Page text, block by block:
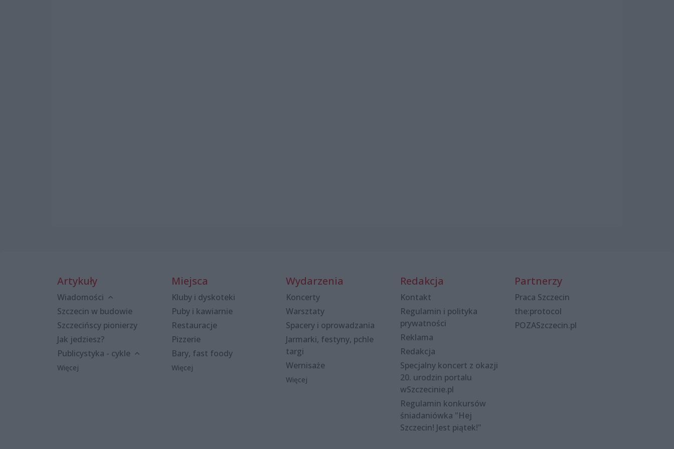
Artykuły
Wiadomości
Szczecin w budowie
Szczecińscy pionierzy
Jak jedziesz?
Publicystyka - cykle
Więcej
Miejsca
Kluby i dyskoteki
Puby i kawiarnie
Restauracje
Pizzerie
Bary, fast foody
Więcej
Wydarzenia
Koncerty
Warsztaty
Spacery i oprowadzania
Jarmarki, festyny, pchle
targi
Wernisaże
Więcej
Redakcja
Kontakt
Regulamin i polityka
prywatności
Reklama
Redakcja
Specjalny koncert z okazji
20. urodzin portalu
wSzczecinie.pl
Regulamin konkursów
śniadaniówka "Hej
Szczecin! Jest piątek!"
Partnerzy
Praca Szczecin
the:protocol
POZASzczecin.pl